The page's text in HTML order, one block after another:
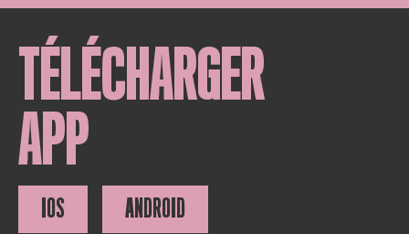
TÉLÉCHARGER
APP
IOS ANDROID